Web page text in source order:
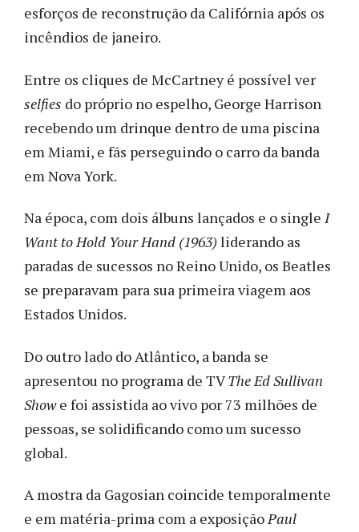
esforços de reconstrução da Califórnia após os
incêndios de janeiro.
Entre os cliques de McCartney é possível ver
selfies do próprio no espelho, George Harrison
recebendo um drinque dentro de uma piscina
em Miami, e fãs perseguindo o carro da banda
em Nova York.
Na época, com dois álbuns lançados e o single I
Want to Hold Your Hand (1963)liderando as
paradas de sucessos no Reino Unido, os Beatles
se preparavam para sua primeira viagem aos
Estados Unidos.
Do outro lado do Atlântico, a banda se
apresentou no programa de TVThe Ed Sullivan
Showe foi assistida ao vivo por 73 milhões de
pessoas, se solidificando como um sucesso
global.
A mostra da Gagosian coincide temporalmente
e em matéria-prima com a exposiçãoPaul